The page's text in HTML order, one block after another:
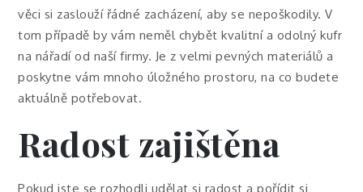
věci si zaslouží řádné zacházení, aby se nepoškodily. V
tom případě by vám neměl chybět kvalitní a odolnýkufr
na nářadíod naší firmy. Je z velmi pevných materiálů a
poskytne vám mnoho úložného prostoru, na co budete
aktuálně potřebovat.
Radost zajištěna
Pokud jste se rozhodli udělat si radost a pořídit si